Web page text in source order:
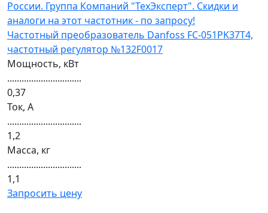
Частотный преобразователь Danfoss FC-051PK37T4,
частотный регулятор №132F0017
Мощность, кВт
...............................
0,37
Ток, А
...............................
1,2
Масса, кг
...............................
1,1
Запросить цену